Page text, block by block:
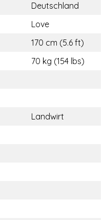
Deutschland
Love
170 cm (5.6 ft)
70 kg (154 lbs)
Landwirt